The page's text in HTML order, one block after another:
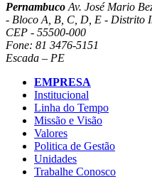
Pernambuco Av. José Mario
- Bloco A, B, C, D, E - Distrito
CEP - 55500-000
Fone: 81 3476-5151
Escada – PE
EMPRESA
Institucional
Linha do Tempo
Missão e Visão
Valores
Politica de Gestão
Unidades
Trabalhe Conosco